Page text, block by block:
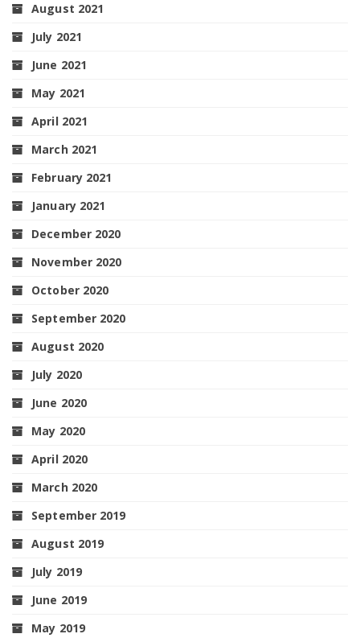
August 2021
July 2021
June 2021
May 2021
April 2021
March 2021
February 2021
January 2021
December 2020
November 2020
October 2020
September 2020
August 2020
July 2020
June 2020
May 2020
April 2020
March 2020
September 2019
August 2019
July 2019
June 2019
May 2019